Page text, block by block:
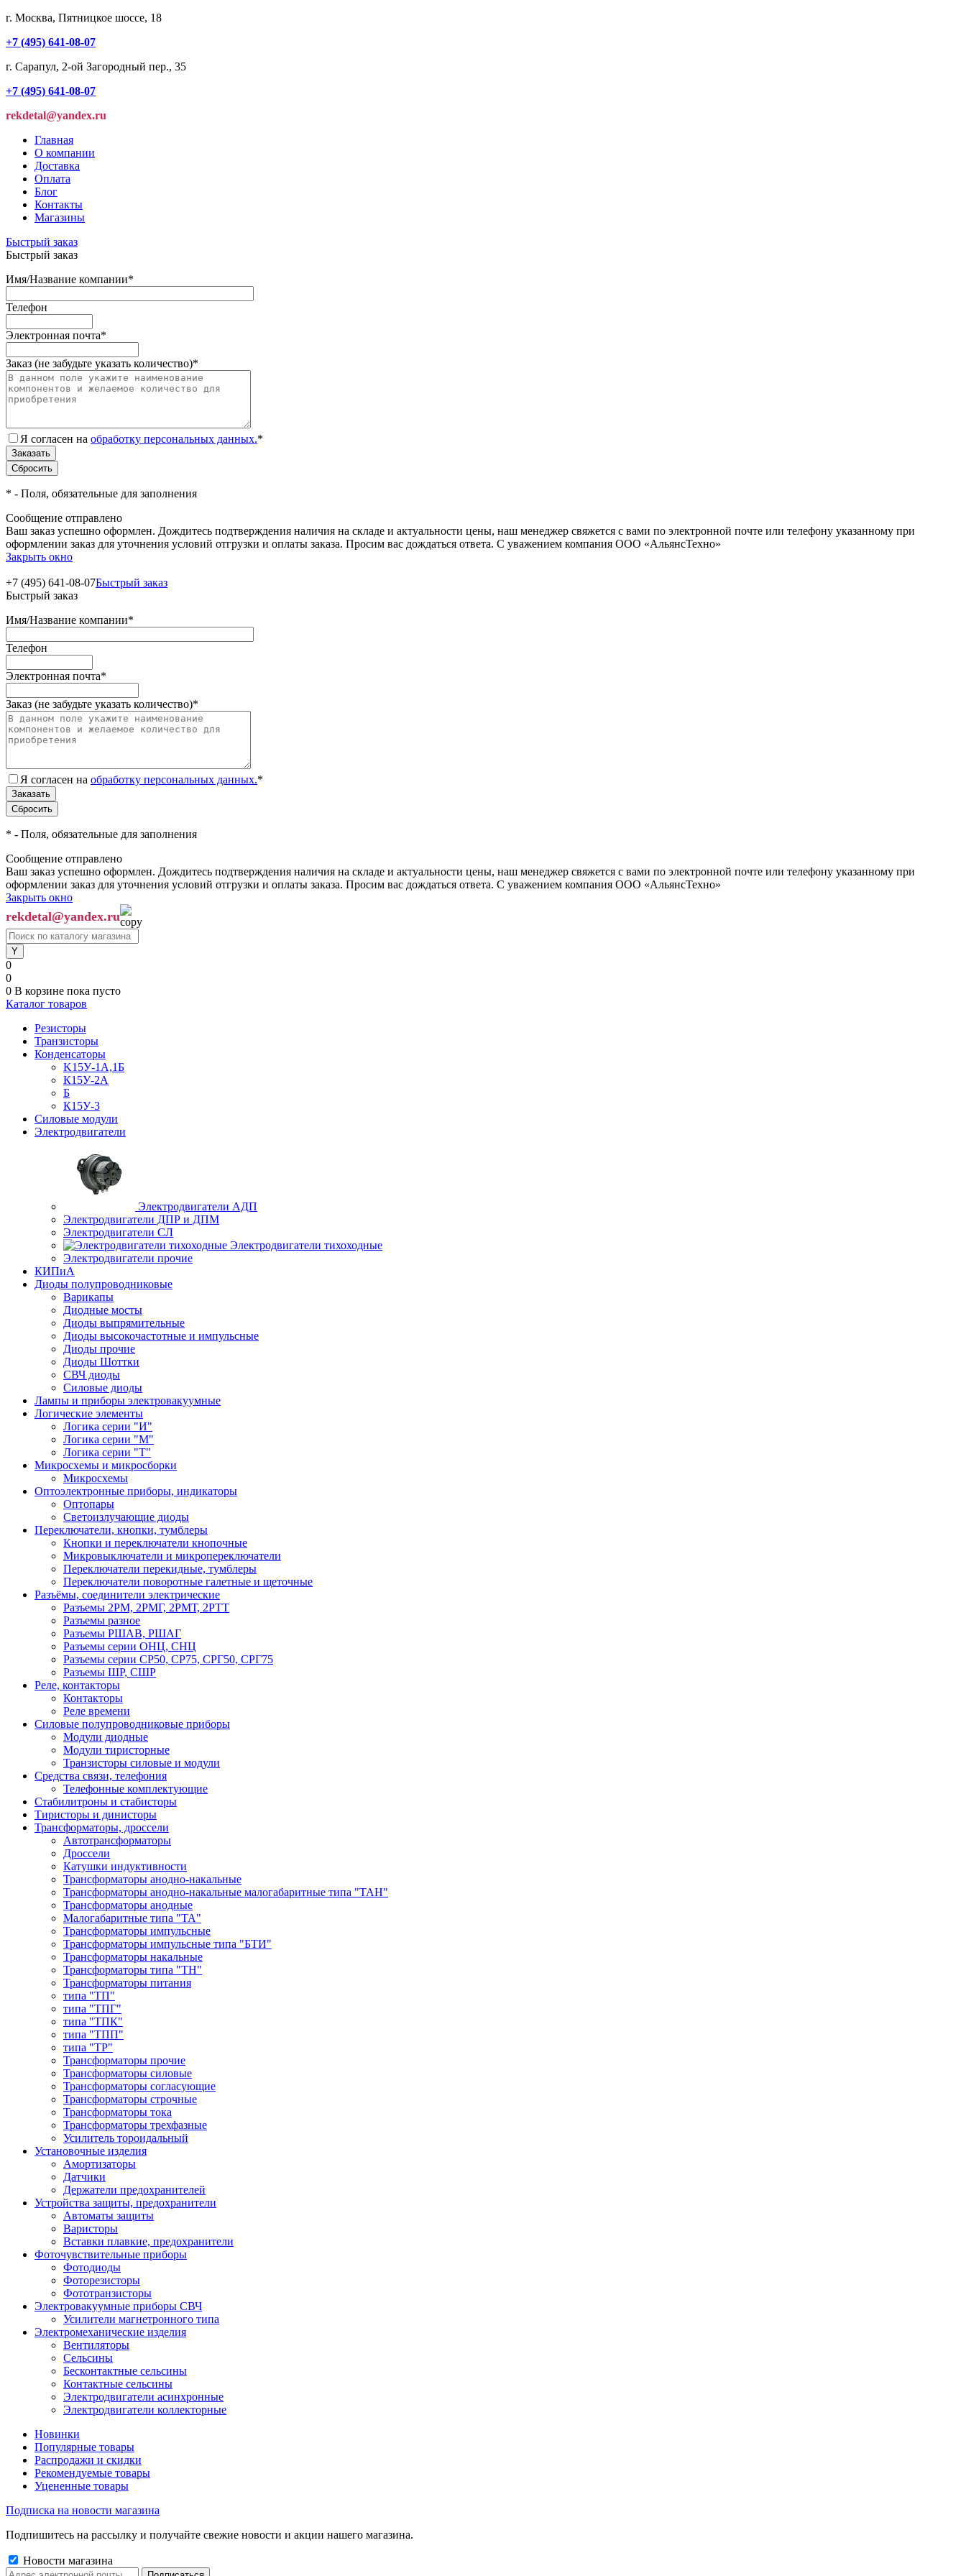
г. Москва, Пятницкое шоссе, 18
+7 (495) 641-08-07
г. Сарапул, 2-ой Загородный пер., 35
+7 (495) 641-08-07
rekdetal@yandex.ru
Главная
О компании
Доставка
Оплата
Блог
Контакты
Магазины
Быстрый заказ
Быстрый заказ
Имя/Название компании*
Телефон
Электронная почта*
Заказ (не забудьте указать количество)*
Я согласен на обработку персональных данных.*
* - Поля, обязательные для заполнения
Сообщение отправлено
Ваш заказ успешно оформлен. Дождитесь подтверждения наличия на складе и актуальности цены, наш менеджер свяжется с вами по электронной почте или телефону указанному при
оформлении заказ для уточнения условий отгрузки и оплаты заказа. Просим вас дождаться ответа. С уважением компания ООО «АльянсТехно»
Закрыть окно
+7 (495) 641-08-07Быстрый заказ
Быстрый заказ
Имя/Название компании*
Телефон
Электронная почта*
Заказ (не забудьте указать количество)*
Я согласен на обработку персональных данных.*
* - Поля, обязательные для заполнения
Сообщение отправлено
Ваш заказ успешно оформлен. Дождитесь подтверждения наличия на складе и актуальности цены, наш менеджер свяжется с вами по электронной почте или телефону указанному при
оформлении заказ для уточнения условий отгрузки и оплаты заказа. Просим вас дождаться ответа. С уважением компания ООО «АльянсТехно»
Закрыть окно
rekdetal@yandex.ru
0
0
0 В корзине пока пусто
Каталог товаров
Резисторы
Транзисторы
Конденсаторы
K15У-1А,1Б
К15У-2А
Б
К15У-3
Силовые модули
Электродвигатели
Электродвигатели АДП
Электродвигатели ДПР и ДПМ
Электродвигатели СЛ
Электродвигатели тихоходные
Электродвигатели прочие
КИПиА
Диоды полупроводниковые
Варикапы
Диодные мосты
Диоды выпрямительные
Диоды высокочастотные и импульсные
Диоды прочие
Диоды Шоттки
СВЧ диоды
Силовые диоды
Лампы и приборы электровакуумные
Логические элементы
Логика серии "И"
Логика серии "М"
Логика серии "Т"
Микросхемы и микросборки
Микросхемы
Оптоэлектронные приборы, индикаторы
Оптопары
Светоизлучающие диоды
Переключатели, кнопки, тумблеры
Кнопки и переключатели кнопочные
Микровыключатели и микропереключатели
Переключатели перекидные, тумблеры
Переключатели поворотные галетные и щеточные
Разъёмы, соединители электрические
Разъемы 2РМ, 2РМГ, 2РМТ, 2РТТ
Разъемы разное
Разъемы РШАВ, РШАГ
Разъемы серии ОНЦ, СНЦ
Разъемы серии СР50, СР75, СРГ50, СРГ75
Разъемы ШР, СШР
Реле, контакторы
Контакторы
Реле времени
Силовые полупроводниковые приборы
Модули диодные
Модули тиристорные
Транзисторы силовые и модули
Средства связи, телефония
Телефонные комплектующие
Стабилитроны и стабисторы
Тиристоры и динисторы
Трансформаторы, дроссели
Автотрансформаторы
Дроссели
Катушки индуктивности
Трансформаторы анодно-накальные
Трансформаторы анодно-накальные малогабаритные типа "ТАН"
Трансформаторы анодные
Малогабаритные типа "ТА"
Трансформаторы импульсные
Трансформаторы импульсные типа "БТИ"
Трансформаторы накальные
Трансформаторы типа "ТН"
Трансформаторы питания
типа "ТП"
типа "ТПГ"
типа "ТПК"
типа "ТПП"
типа "ТР"
Трансформаторы прочие
Трансформаторы силовые
Трансформаторы согласующие
Трансформаторы строчные
Трансформаторы тока
Трансформаторы трехфазные
Усилитель тороидальный
Установочные изделия
Амортизаторы
Датчики
Держатели предохранителей
Устройства защиты, предохранители
Автоматы защиты
Варисторы
Вставки плавкие, предохранители
Фоточувствительные приборы
Фотодиоды
Фоторезисторы
Фототранзисторы
Электровакуумные приборы СВЧ
Усилители магнетронного типа
Электромеханические изделия
Вентиляторы
Сельсины
Бесконтактные сельсины
Контактные сельсины
Электродвигатели асинхронные
Электродвигатели коллекторные
Новинки
Популярные товары
Распродажи и скидки
Рекомендуемые товары
Уцененные товары
Подписка на новости магазина
Подпишитесь на рассылку и получайте свежие новости и акции нашего магазина.
Новости магазина